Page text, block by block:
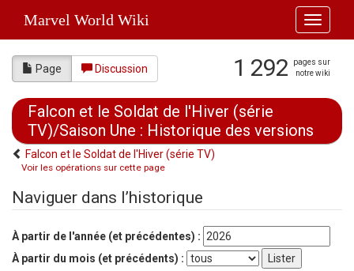
Toggle
Marvel World Wiki
Page Discussion 1 292
pages sur
notre wiki
Falcon et le Soldat de l'Hiver (série
TV)/Saison Une : Historique des versions
Falcon et le Soldat de l'Hiver (série TV)
Voir les opérations sur cette page
Naviguer dans l’historique
À partir de l'année (et précédentes) :
À partir du mois (et précédents) :